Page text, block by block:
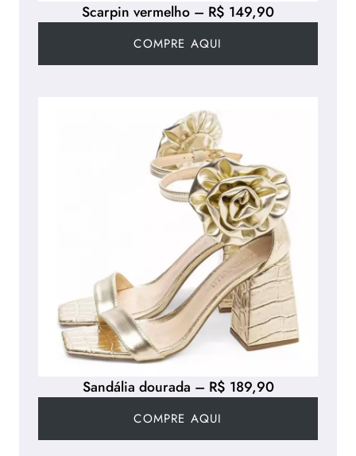
Sandália dourada – R$ 189,90
COMPRE AQUI
Scarpin vermelho – R$ 149,90
COMPRE AQUI